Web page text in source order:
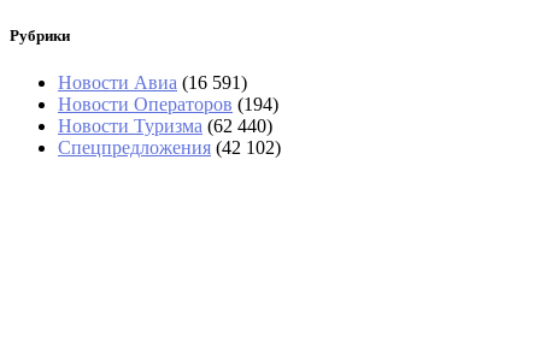
Рубрики
Новости Авиа (16 591)
Новости Операторов (194)
Новости Туризма (62 440)
Спецпредложения (42 102)